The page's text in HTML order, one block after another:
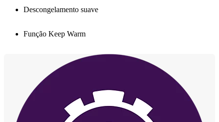
Descongelamento suave
Função Keep Warm